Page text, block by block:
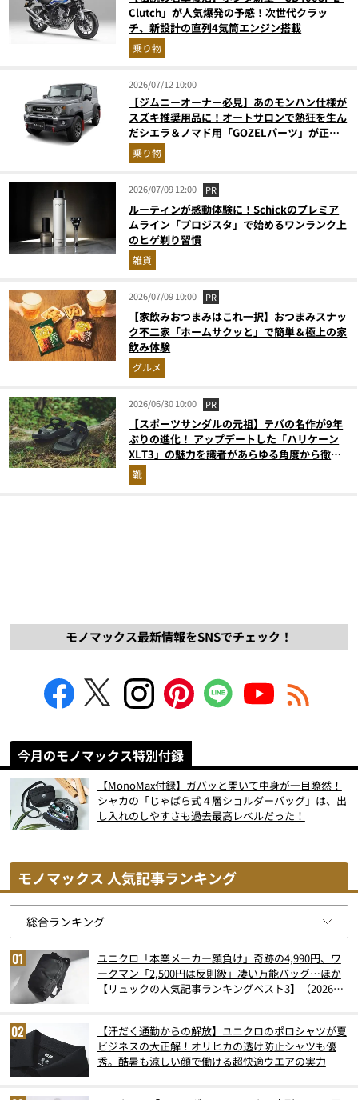
Clutch」が人気爆発の予感！次世代クラッ
チ、新設計の直列4気筒エンジン搭載
乗り物
2026/07/12 10:00
【ジムニーオーナー必見】あのモンハン仕様が
スズキ推奨用品に！オートサロンで熱狂を生ん
だシエラ＆ノマド用「GOZELパーツ」が正規
ディーラーで取り扱い開始
乗り物
2026/07/09 12:00 PR
ルーティンが感動体験に！Schickのプレミア
ムライン「プロジスタ」で始めるワンランク上
のヒゲ剃り習慣
雑貨
2026/07/09 10:00 PR
【家飲みおつまみはこれ一択】おつまみスナッ
ク不二家「ホームサクッと」で簡単＆極上の家
飲み体験
グルメ
2026/06/30 10:00 PR
【スポーツサンダルの元祖】テバの名作が9年
ぶりの進化！ アップデートした「ハリケーン
XLT3」の魅力を識者があらゆる角度から徹底
解説！
靴
モノマックス最新情報をSNSでチェック！
今月のモノマックス特別付録
【MonoMax付録】ガバッと開いて中身が一目瞭然！
シャカの「じゃばら式４層ショルダーバッグ」は、出
し入れのしやすさも過去最高レベルだった！
モノマックス 人気記事ランキング
ユニクロ「本業メーカー顔負け」奇跡の4,990円、ワ
ークマン「2,500円は反則級」凄い万能バッグ…ほか
【リュックの人気記事ランキングベスト3】（2026年
【汗だく通勤からの解放】ユニクロのポロシャツが夏
ビジネスの大正解！オリヒカの透け防止シャツも優
秀。酷暑も涼しい顔で働ける超快適ウエアの実力